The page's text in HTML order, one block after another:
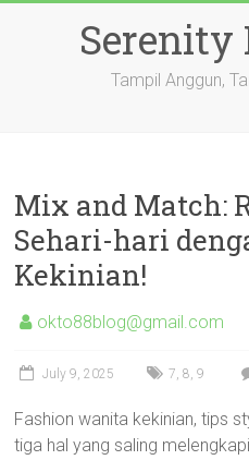
Serenity
Tampil Anggun,
Mix and Match:
Sehari-hari
Kekinian!
okto88blog@gmail.com
July 9, 2025 7,8,9
Fashion wanita kekinian, tips
tiga hal yang saling